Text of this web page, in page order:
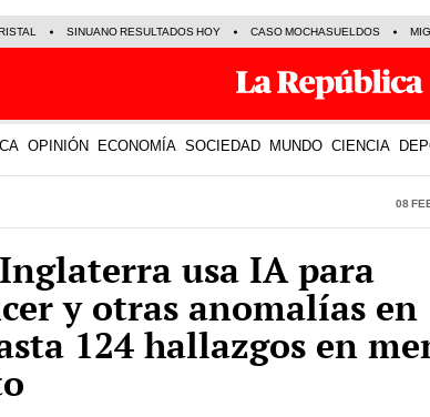
SINUANO RESULTADOS HOY CASO MOCHASUELDOS
OPINIÓN ECONOMÍA SOCIEDAD MUNDO CIENCIA
08
usa IA para
y otras anomalías en
124 hallazgos en